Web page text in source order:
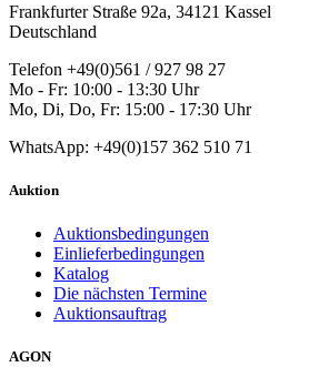
Frankfurter Straße 92a, 34121 Kassel
Deutschland
Telefon +49(0)561 / 927 98 27
Mo - Fr: 10:00 - 13:30 Uhr
Mo, Di, Do, Fr: 15:00 - 17:30 Uhr
WhatsApp: +49(0)157 362 510 71
Auktion
Auktionsbedingungen
Einlieferbedingungen
Katalog
Die nächsten Termine
Auktionsauftrag
AGON